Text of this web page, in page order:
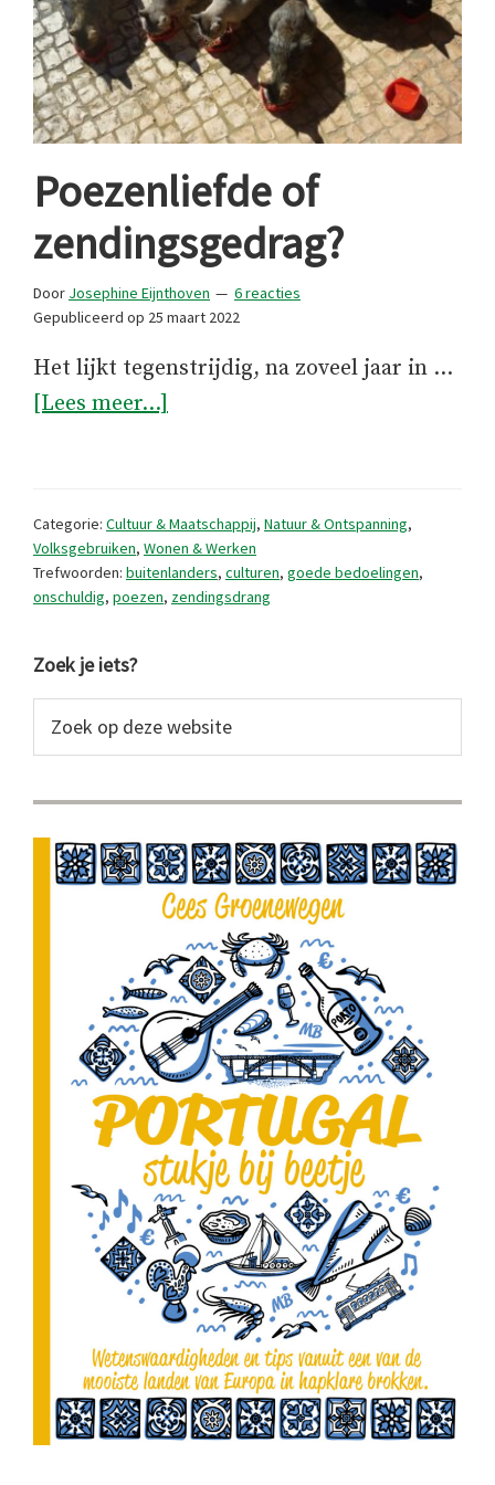
Poezenliefde of
zendingsgedrag?
Door Josephine Eijnthoven
6 reacties
Gepubliceerd op 25 maart 2022
Het lijkt tegenstrijdig, na zoveel jaar in …
[Lees meer...]
Categorie: Cultuur & Maatschappij, Natuur & Ontspanning,
Volksgebruiken, Wonen & Werken
Trefwoorden: buitenlanders, culturen, goede bedoelingen,
onschuldig, poezen, zendingsdrang
Primaire
Sidebar
Zoek je iets?
op
website